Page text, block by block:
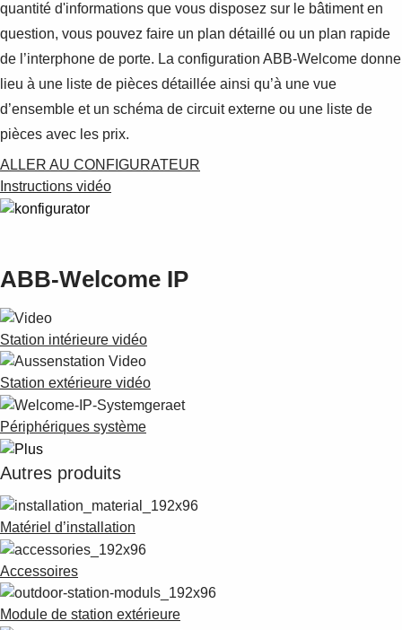
quantité d'informations que vous disposez sur le bâtiment en
question, vous pouvez faire un plan détaillé ou un plan rapide
de l’interphone de porte. La configuration ABB-Welcome donne
lieu à une liste de pièces détaillée ainsi qu’à une vue
d’ensemble et un schéma de circuit externe ou une liste de
pièces avec les prix.
ALLER AU CONFIGURATEUR
Instructions vidéo
ABB-Welcome IP
Station intérieure vidéo
Station extérieure vidéo
Périphériques système
Autres produits
Matériel d’installation
Accessoires
Module de station extérieure